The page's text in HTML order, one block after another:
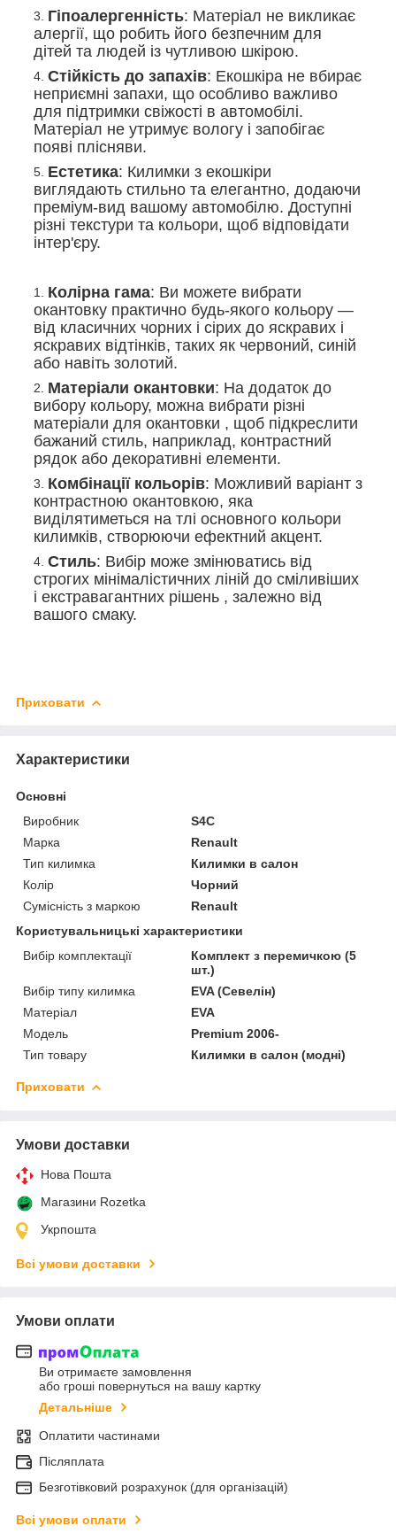
Гіпоалергенність: Матеріал не викликає
алергії, що робить його безпечним для
дітей та людей із чутливою шкірою.
Стійкість до запахів: Екошкіра не вбирає
неприємні запахи, що особливо важливо
для підтримки свіжості в автомобілі.
Матеріал не утримує вологу і запобігає
появі плісняви.
Естетика: Килимки з екошкіри
виглядають стильно та елегантно, додаючи
преміум-вид вашому автомобілю. Доступні
різні текстури та кольори, щоб відповідати
інтер'єру.
Колірна гама: Ви можете вибрати
окантовку практично будь-якого кольору —
від класичних чорних і сірих до яскравих і
яскравих відтінків, таких як червоний, синій
або навіть золотий.
Матеріали окантовки: На додаток до
вибору кольору, можна вибрати різні
матеріали для окантовки , щоб підкреслити
бажаний стиль, наприклад, контрастний
рядок або декоративні елементи.
Комбінації кольорів: Можливий варіант з
контрастною окантовкою, яка
виділятиметься на тлі основного кольори
килимків, створюючи ефектний акцент.
Стиль: Вибір може змінюватись від
строгих мінімалістичних ліній до сміливіших
і екстравагантних рішень , залежно від
вашого смаку.
Приховати
Характеристики
Основні
Виробник
S4C
Марка
Renault
Тип килимка
Килимки в салон
Колір
Чорний
Сумісність з маркою
Renault
Користувальницькі характеристики
Вибір комплектації
Комплект з перемичкою (5
шт.)
Вибір типу килимка
EVA (Севелін)
Матеріал
EVA
Мoдель
Premium 2006-
Тип товару
Килимки в салон (модні)
Приховати
Умови доставки
Нова Пошта
Магазини Rozetka
Укрпошта
Всі умови доставки
Умови оплати
Ви отримаєте замовлення
або гроші повернуться на вашу картку
Детальніше
Оплатити частинами
Післяплата
Безготівковий розрахунок (для організацій)
Всі умови оплати